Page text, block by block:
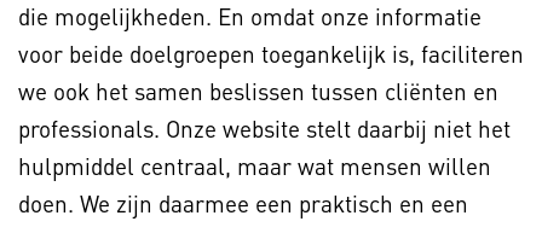
die mogelijkheden. En omdat onze informatie
voor beide doelgroepen toegankelijk is, faciliteren
we ook het samen beslissen tussen cliënten en
professionals. Onze website stelt daarbij niet het
hulpmiddel centraal, maar wat mensen willen
doen. We zijn daarmee een praktisch en een